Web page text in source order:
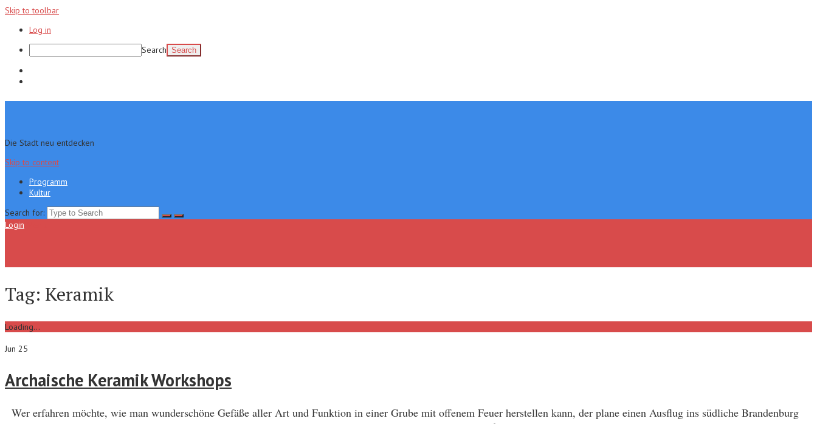
Skip to toolbar
Log in
Search
Die Stadt neu entdecken
Skip to content
Programm
Kultur
Search for:
Login
Tag: Keramik
Loading...
Jun 25
Archaische Keramik Workshops
Wer erfahren möchte, wie man wunderschöne Gefäße aller Art und Funktion in einer Grube mit offenem Feuer herstellen kann, der plane einen Ausflug ins südliche Brandenburg